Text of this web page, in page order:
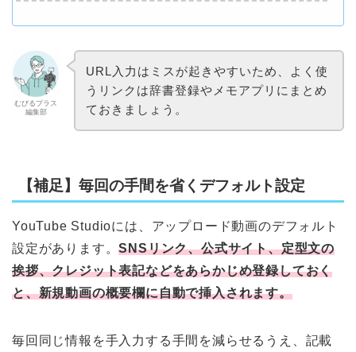
むびるプラス
編集部
URL入力はミスが起きやすいため、よく使
うリンクは辞書登録やメモアプリにまとめ
ておきましょう。
【補足】毎回の手間を省くデフォルト設定
YouTube Studioには、アップロード動画のデフォルト
設定があります。SNSリンク、公式サイト、定型文の
挨拶、クレジット表記などをあらかじめ登録しておく
と、新規動画の概要欄に自動で挿入されます。
毎回同じ情報を手入力する手間を減らせるうえ、記載